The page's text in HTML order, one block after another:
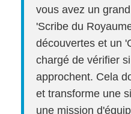
vous avez un
'Scribe du
découvertes et un
chargé de vérifier
approchent. Cela
et transforme une
une mission